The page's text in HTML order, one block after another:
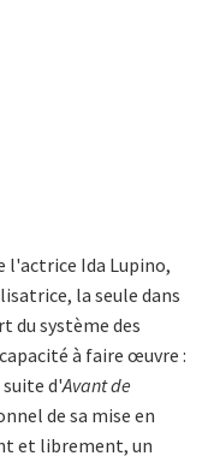
l'actrice Ida Lupino,
la seule dans
du système des
à faire œuvre :
d'Avant de
de sa mise en
et librement, un